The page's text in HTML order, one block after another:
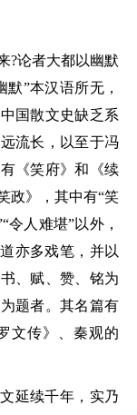
论者大都以幽默
”本汉语所无，
国散文史缺乏系
流长，以至于冯
《笑府》和《续
政》，其中有“笑
令人难堪”以外，
亦多戏笔，并以
、赋、赞、铭为
题者。其名篇有
文传》、秦观的
延续千年，实乃